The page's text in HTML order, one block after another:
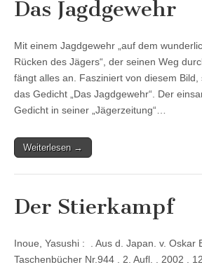
Das Jagdgewehr
Mit einem Jagdgewehr „auf dem
Rücken des Jägers“, der seinen Weg
fängt alles an. Fasziniert von diesem
das Gedicht „Das Jagdgewehr“. Der
Gedicht in seiner „Jägerzeitung“…
Weiterlesen →
Der Stierkampf
Inoue, Yasushi : . Aus d. Japan. v. Oskar
Taschenbücher Nr.944 . 2. Aufl. . 2002 .